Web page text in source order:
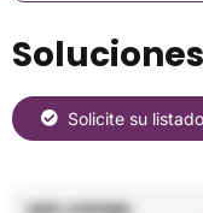
Solicite su